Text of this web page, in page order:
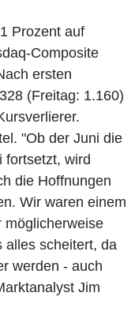
Prozent auf
Composite
ersten
(Freitag: 1.160)
"Ob der Juni die
fortsetzt, wird
die Hoffnungen
Wir waren einem
möglicherweise
alles scheitert, da
werden - auch
Jim